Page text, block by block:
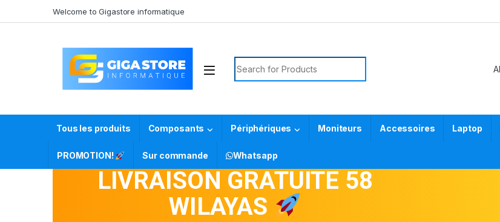
Welcome to Gigastore informatique
Tous les produits Composants Périphériques Moniteurs Accessoires Laptop
PROMOTION! Sur commande Whatsapp
LIVRAISON GRATUITE 58
WILAYAS